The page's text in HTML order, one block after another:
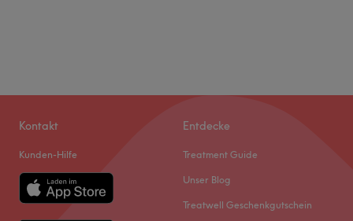
Kontakt
Kunden-Hilfe
Entdecke
Treatment Guide
Unser Blog
Treatwell Geschenkgutschein